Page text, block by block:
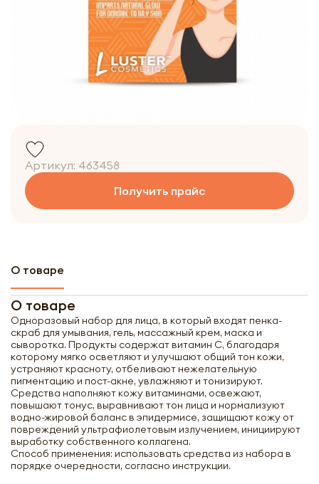
Артикул: 463458
Получить прайс
О товаре
О товаре
Одноразовый набор для лица, в который входят пенка-
скраб для умывания, гель, массажный крем, маска и
сыворотка. Продукты содержат витамин С, благодаря
которому мягко осветляют и улучшают общий тон кожи,
устраняют красноту, отбеливают нежелательную
пигментацию и пост-акне, увлажняют и тонизируют.
Средства наполняют кожу витаминами, освежают,
повышают тонус, выравнивают тон лица и нормализуют
водно-жировой баланс в эпидермисе, защищают кожу от
повреждений ультрафиолетовым излучением, инициируют
выработку собственного коллагена.
Способ применения: использовать средства из набора в
порядке очередности, согласно инструкции.